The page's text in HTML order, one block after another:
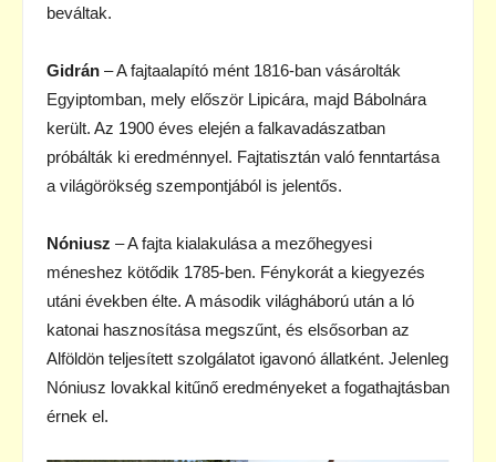
beváltak.
Gidrán – A fajtaalapító mént 1816-ban vásárolták
Egyiptomban, mely először Lipicára, majd Bábolnára
került. Az 1900 éves elején a falkavadászatban
próbálták ki eredménnyel. Fajtatisztán való fenntartása
a világörökség szempontjából is jelentős.
Nóniusz – A fajta kialakulása a mezőhegyesi
méneshez kötődik 1785-ben. Fénykorát a kiegyezés
utáni években élte. A második világháború után a ló
katonai hasznosítása megszűnt, és elsősorban az
Alföldön teljesített szolgálatot igavonó állatként. Jelenleg
Nóniusz lovakkal kitűnő eredményeket a fogathajtásban
érnek el.